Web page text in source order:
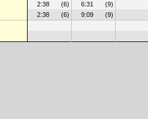
2:38 (6) 6:31
(9)
2:38 (6) 9:09
(9)